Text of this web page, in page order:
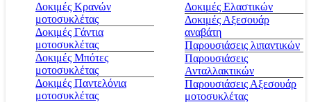
Δοκιμές Κρανών
μοτοσυκλέτας
Δοκιμές Γάντια
μοτοσυκλέτας
Δοκιμές Μπότες
μοτοσυκλέτας
Δοκιμές Παντελόνια
μοτοσυκλέτας
Δοκιμές Ελαστικών
Δοκιμές Αξεσουάρ
αναβάτη
Παρουσιάσεις λιπαντικών
Παρουσιάσεις
Ανταλλακτικών
Παρουσιάσεις Αξεσουάρ
μοτοσυκλέτας